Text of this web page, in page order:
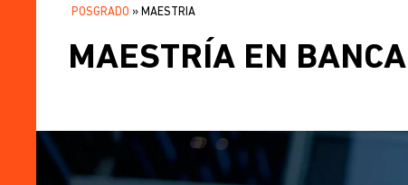
SOBRESCRIBIR
ENLACES
AYUDA
POSGRADO MAESTRIA
MAESTRÍA EN